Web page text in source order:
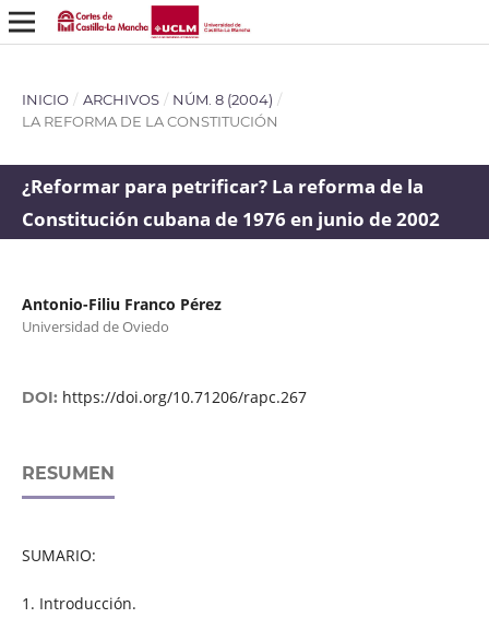
INICIO / ARCHIVOS / NÚM. 8 (2004) /
LA REFORMA DE LA CONSTITUCIÓN
¿Reformar para petrificar? La reforma de la
Constitución cubana de 1976 en junio de 2002
Antonio-Filiu Franco Pérez
Universidad de Oviedo
DOI: https://doi.org/10.71206/rapc.267
RESUMEN
SUMARIO:
1. Introducción.